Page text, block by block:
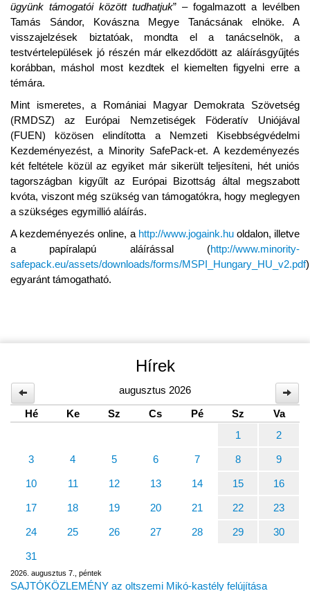
ügyünk támogatói között tudhatjuk” – fogalmazott a levélben
Tamás Sándor, Kovászna Megye Tanácsának elnöke. A
visszajelzések biztatóak, mondta el a tanácselnök, a
testvértelepülések jó részén már elkezdődött az aláírásgyűjtés
korábban, máshol most kezdtek el kiemelten figyelni erre a
témára.
Mint ismeretes, a Romániai Magyar Demokrata Szövetség
(RMDSZ) az Európai Nemzetiségek Föderatív Uniójával
(FUEN) közösen elindította a Nemzeti Kisebbségvédelmi
Kezdeményezést, a Minority SafePack-et. A kezdeményezés
két feltétele közül az egyiket már sikerült teljesíteni, hét uniós
tagországban kigyűlt az Európai Bizottság által megszabott
kvóta, viszont még szükség van támogatókra, hogy meglegyen
a szükséges egymillió aláírás.
A kezdeményezés online, a http://www.jogaink.huoldalon, illetve
a papíralapú aláírással (http://www.minority-
safepack.eu/assets/downloads/forms/MSPI_Hungary_HU_v2.pdf)
egyaránt támogatható.
Hírek
augusztus 2026
Hé
Ke Sz Cs Pé Sz
Va
1
2
3 4 5 6 7 8 9
10 11 12 13 14 15 16
17 18 19 20 21 22 23
24 25 26 27 28 29 30
31
2026. augusztus 7., péntek
SAJTÓKÖZLEMÉNY az oltszemi Mikó-kastély felújítása